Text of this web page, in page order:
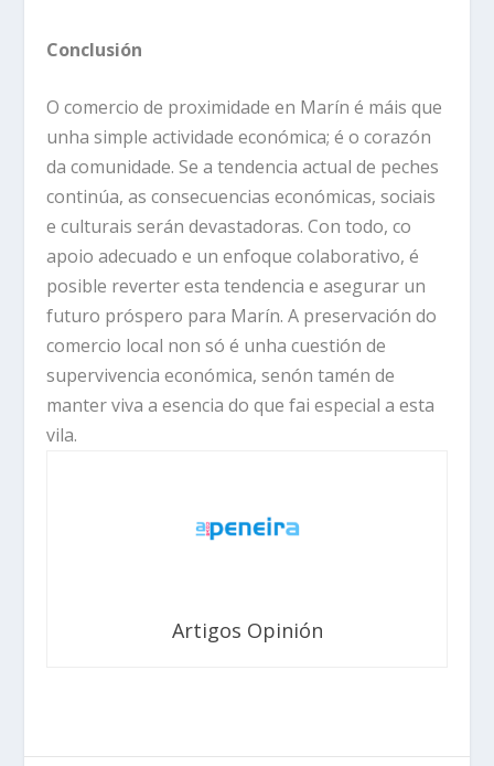
Conclusión
O comercio de proximidade en Marín é máis que
unha simple actividade económica; é o corazón
da comunidade. Se a tendencia actual de peches
continúa, as consecuencias económicas, sociais
e culturais serán devastadoras. Con todo, co
apoio adecuado e un enfoque colaborativo, é
posible reverter esta tendencia e asegurar un
futuro próspero para Marín. A preservación do
comercio local non só é unha cuestión de
supervivencia económica, senón tamén de
manter viva a esencia do que fai especial a esta
vila.
Artigos Opinión